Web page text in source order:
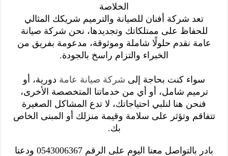
الخلاصة
تعد شركة أفنان للصيانة والترميم شريكك المثالي
للحفاظ على ممتلكاتك وتجديدها، نحن شركة صيانة
عامة نقدم حلولًا شاملة وموثوقة، مدعومة بفريق من
الخبراء والتزام راسخ بالجودة.
سواء كنت بحاجة إلى شركة صيانة عامة دورية، أو
ترميم شامل، أو أي من خدماتنا المتخصصة الأخرى،
فنحن هنا لنلبي احتياجاتك، لا تدع المشاكل الصغيرة
تتفاقم وتؤثر على سلامة وقيمة منزلك أو المبنى الخاص
بك.
بادر بالتواصل معنا اليوم على الرقم 0543006367 ودعنا